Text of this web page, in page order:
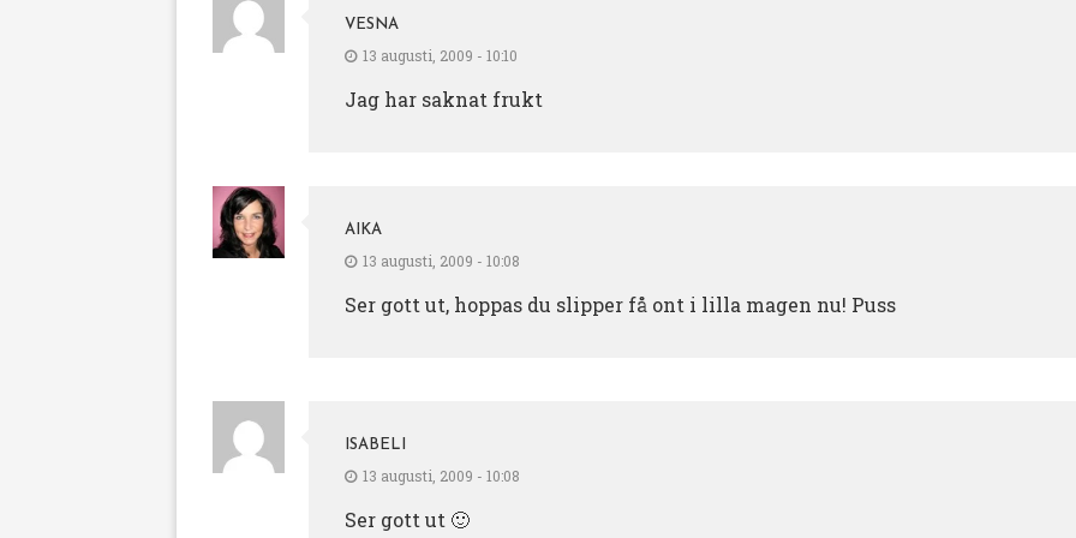
VESNA
13 augusti, 2009 - 10:10
Jag har saknat frukt
AIKA
13 augusti, 2009 - 10:08
Ser gott ut, hoppas du slipper få ont i lilla magen nu! Puss
ISABELI
13 augusti, 2009 - 10:08
Ser gott ut 🙂